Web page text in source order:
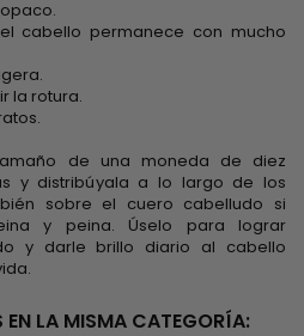
cabello permanece con mucho
la rotura.
de una moneda de diez
y distribúyala a lo largo de los
sobre el cuero cabelludo si
y peina. Úselo para lograr
y darle brillo diario al cabello
LA MISMA CATEGORÍA: